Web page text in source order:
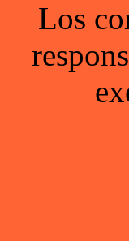
Los